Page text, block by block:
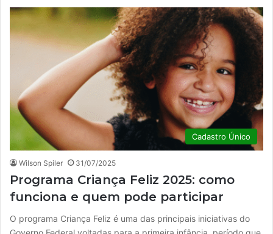
Cadastro Único
Wilson Spiler 31/07/2025
Programa Criança Feliz 2025: como
funciona e quem pode participar
O programa Criança Feliz é uma das principais iniciativas do